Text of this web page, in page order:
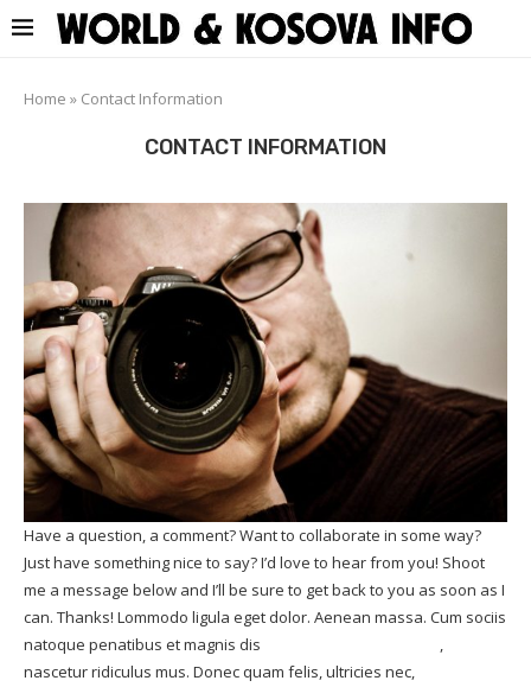
Home » Contact Information
CONTACT INFORMATION
Have a question, a comment? Want to collaborate in some way?
Just have something nice to say? I’d love to hear from you! Shoot
me a message below and I’ll be sure to get back to you as soon as I
can. Thanks! Lommodo ligula eget dolor. Aenean massa. Cum sociis
natoque penatibus et magnis dis
,
nascetur ridiculus mus. Donec quam felis, ultricies nec,